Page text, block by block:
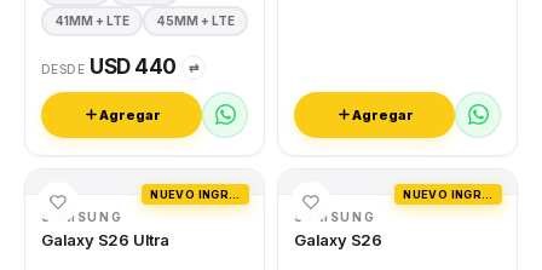
41MM + LTE 45MM + LTE
DESDE USD 440 ⇄
Agregar Agregar
SAMSUNG
Galaxy S26 Ultra
SAMSUNG
Galaxy S26